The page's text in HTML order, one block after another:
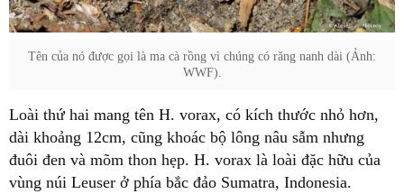
Tên của nó được gọi là ma cà rồng vì chúng có răng nanh dài (Ảnh:
WWF).
Loài thứ hai mang tên H. vorax, có kích thước nhỏ hơn,
dài khoảng 12cm, cũng khoác bộ lông nâu sẫm nhưng
đuôi đen và mõm thon hẹp. H. vorax là loài đặc hữu của
vùng núi Leuser ở phía bắc đảo Sumatra, Indonesia.